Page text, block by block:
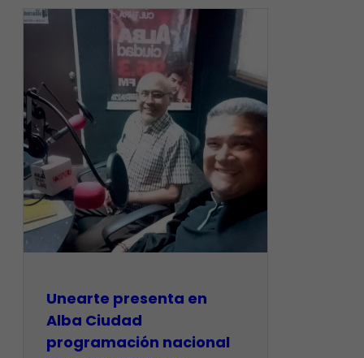
​Unearte presenta en
Alba Ciudad
programación nacional